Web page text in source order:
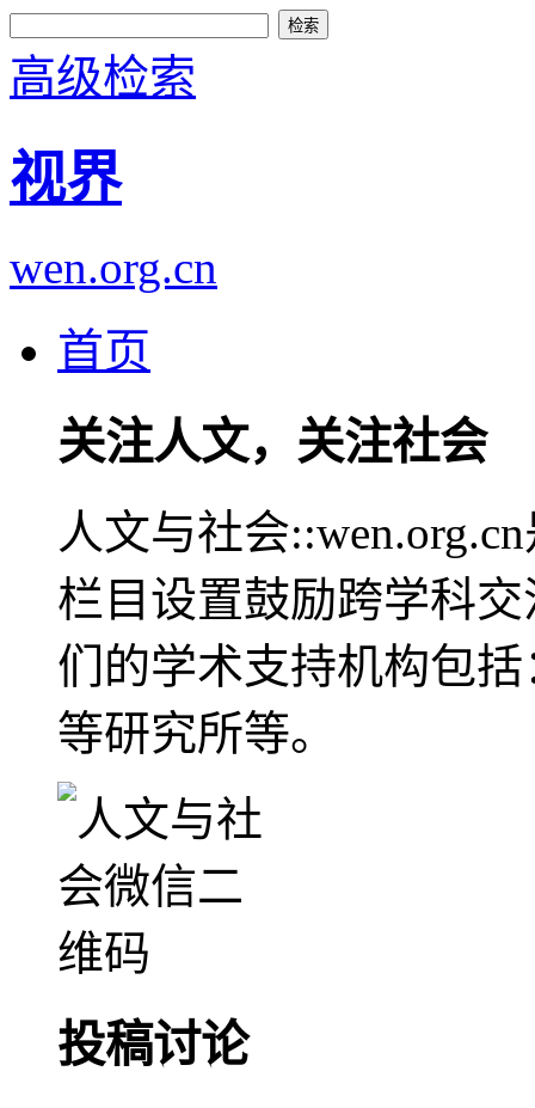
高级检索
视界
wen.org.cn
首页
关注人文，关注社会
人文与社会
栏目设置鼓励跨学科
们的学术支持机构包
等研究所等。
投稿讨论